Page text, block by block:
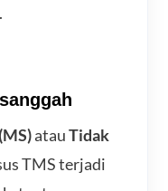
atauTidak
TMS terjadi